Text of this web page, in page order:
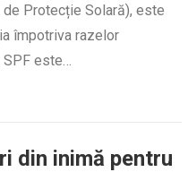
de Protecție Solară), este
împotriva razelor
SPF este…
din inimă pentru